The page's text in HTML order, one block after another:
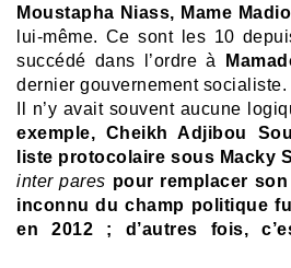
Moustapha Niass, Mame
lui-même. Ce sont les 10
succédé dans l’ordre à
dernier gouvernement socialiste.
Il n’y avait souvent aucune
exemple, Cheikh Adjibou
liste protocolaire sous Macky
inter pares pour remplacer
inconnu du champ politique
en 2012 ; d’autres fois,